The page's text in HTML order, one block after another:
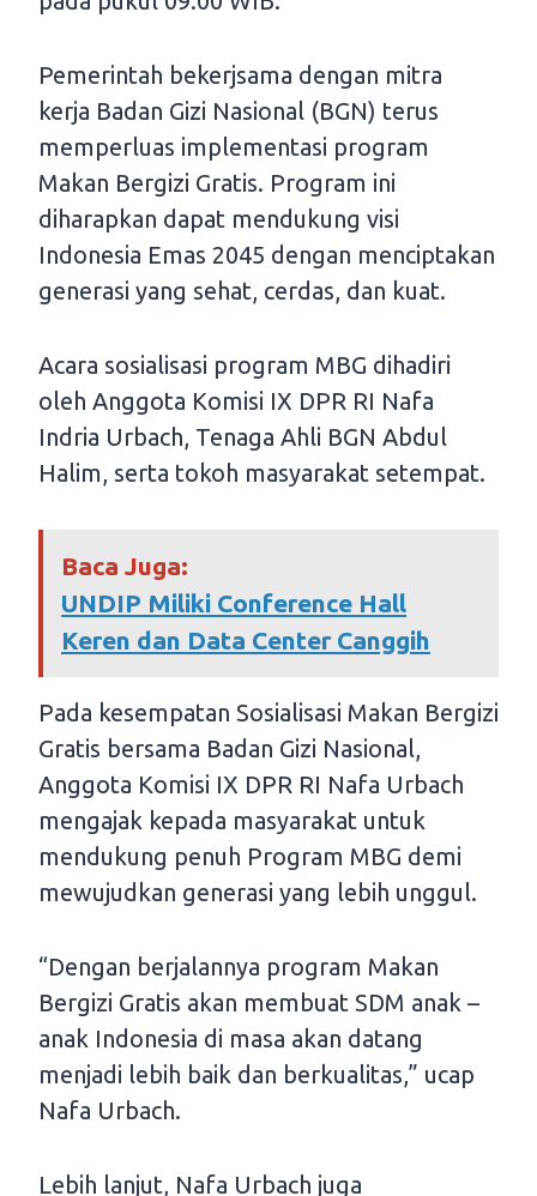
Pemerintah bekerjsama dengan mitra
kerja Badan Gizi Nasional (BGN) terus
memperluas implementasi program
Makan Bergizi Gratis. Program ini
diharapkan dapat mendukung visi
Indonesia Emas 2045 dengan menciptakan
generasi yang sehat, cerdas, dan kuat.
Acara sosialisasi program MBG dihadiri
oleh Anggota Komisi IX DPR RI Nafa
Indria Urbach, Tenaga Ahli BGN Abdul
Halim, serta tokoh masyarakat setempat.
Baca Juga:
UNDIP Miliki Conference Hall
Keren dan Data Center Canggih
Pada kesempatan Sosialisasi Makan Bergizi
Gratis bersama Badan Gizi Nasional,
Anggota Komisi IX DPR RI Nafa Urbach
mengajak kepada masyarakat untuk
mendukung penuh Program MBG demi
mewujudkan generasi yang lebih unggul.
“Dengan berjalannya program Makan
Bergizi Gratis akan membuat SDM anak –
anak Indonesia di masa akan datang
menjadi lebih baik dan berkualitas,” ucap
Nafa Urbach.
Lebih lanjut, Nafa Urbach juga